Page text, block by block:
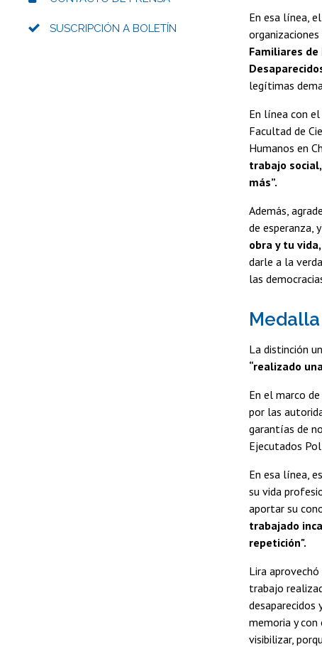
En esa línea,
Familiares
legítimas
En línea con
Facultad de
Humanos en
trabajo
más”.
Además,
de esperanza,
obra y tu
darle a la
las
La distinción
“realizado
En el marco
por las
garantías de
Ejecutados
En esa línea,
su vida
aportar su
trabajado
repetición".
Lira
trabajo
desaparecidos
memoria y
visibilizar,
SUSCRIPCIÓN A BOLETÍN